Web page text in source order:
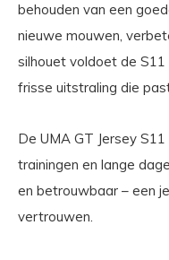
behouden van een
nieuwe mouwen,
silhouet voldoet de S11
frisse uitstraling die
De UMA GT Jersey
trainingen en lange
en betrouwbaar – een
vertrouwen.